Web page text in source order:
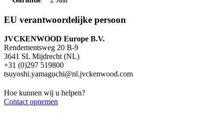
EU verantwoordelijke persoon
JVCKENWOOD Europe B.V.
Rendementsweg 20 B-9
3641 SL Mijdrecht (NL)
+31 (0)297 519800
tsuyoshi.yamaguchi@nl.jvckenwood.com
Hoe kunnen wij u helpen?
Contact opnemen